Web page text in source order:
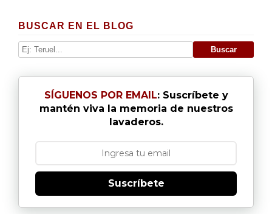
BUSCAR EN EL BLOG
SÍGUENOS POR EMAIL: Suscríbete y
mantén viva la memoria de nuestros
lavaderos.
Suscríbete